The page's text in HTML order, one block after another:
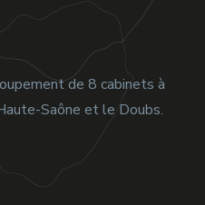
de 8 cabinets à
Saône et le Doubs.